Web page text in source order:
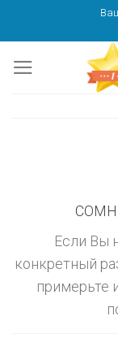
content
Если Вы
конкретный
примерьте
изменить